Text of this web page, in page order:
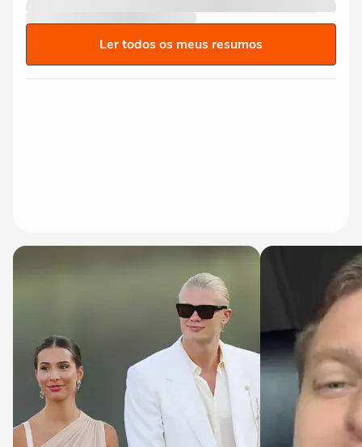
Ler todos os meus resumos